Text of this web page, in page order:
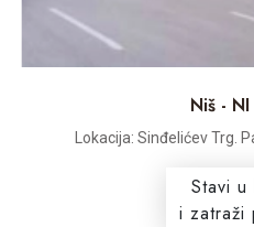
Niš -
Lokacija: Sinđelićev Trg.
Stavi u
i zatraži